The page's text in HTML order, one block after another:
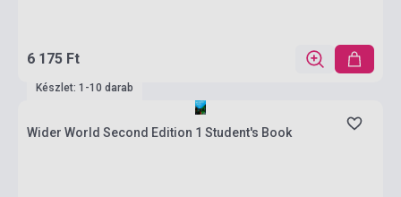
6 175 Ft
Készlet: 1-10 darab
Wider World Second Edition 1 Student's Book